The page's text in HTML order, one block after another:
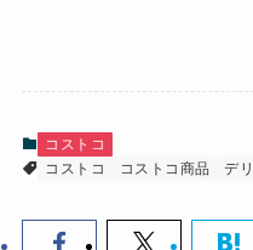
コストコ
コストコ
コストコ商品 デ